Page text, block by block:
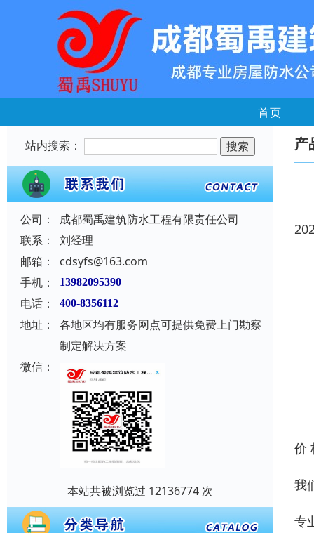
首页
站内搜索：
公司：
成都蜀禹建筑防水工程有限责任公司
联系：
刘经理
邮箱：
cdsyfs@163.com
手机：
13982095390
电话： 400-8356112
地址：
各地区均有服务网点可提供免费上门勘察
制定解决方案
微信：
本站共被浏览过 12136774 次
产
价
我
专